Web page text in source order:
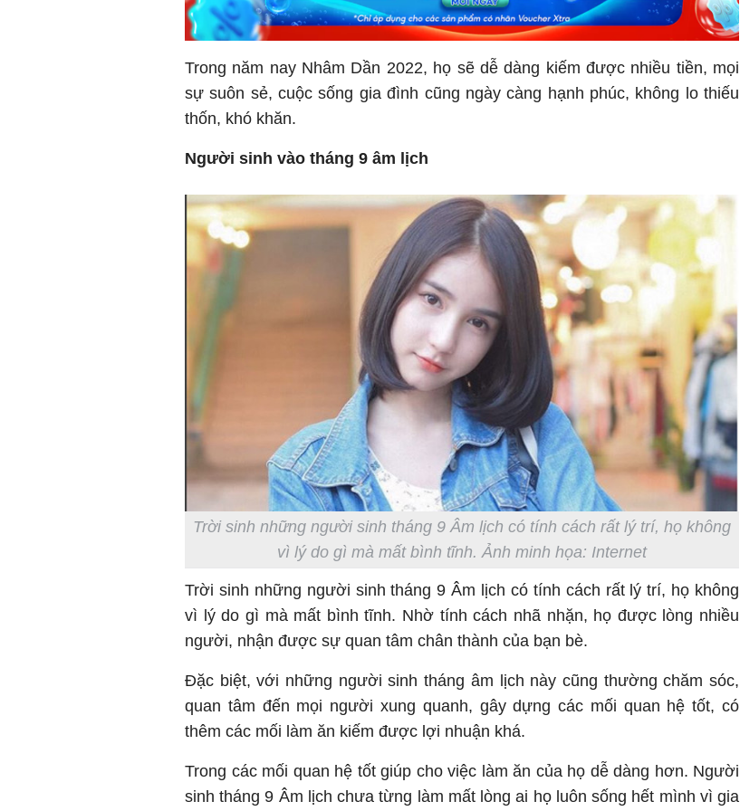
Trong năm nay Nhâm Dần 2022, họ sẽ dễ dàng kiếm được nhiều tiền, mọi
sự suôn sẻ, cuộc sống gia đình cũng ngày càng hạnh phúc, không lo thiếu
thốn, khó khăn.
Người sinh vào tháng 9 âm lịch
Trời sinh những người sinh tháng 9 Âm lịch có tính cách rất lý trí, họ không
vì lý do gì mà mất bình tĩnh. Ảnh minh họa: Internet
Trời sinh những người sinh tháng 9 Âm lịch có tính cách rất lý trí, họ không
vì lý do gì mà mất bình tĩnh. Nhờ tính cách nhã nhặn, họ được lòng nhiều
người, nhận được sự quan tâm chân thành của bạn bè.
Đặc biệt, với những người sinh tháng âm lịch này cũng thường chăm sóc,
quan tâm đến mọi người xung quanh, gây dựng các mối quan hệ tốt, có
thêm các mối làm ăn kiếm được lợi nhuận khá.
Trong các mối quan hệ tốt giúp cho việc làm ăn của họ dễ dàng hơn. Người
sinh tháng 9 Âm lịch chưa từng làm mất lòng ai họ luôn sống hết mình vì gia